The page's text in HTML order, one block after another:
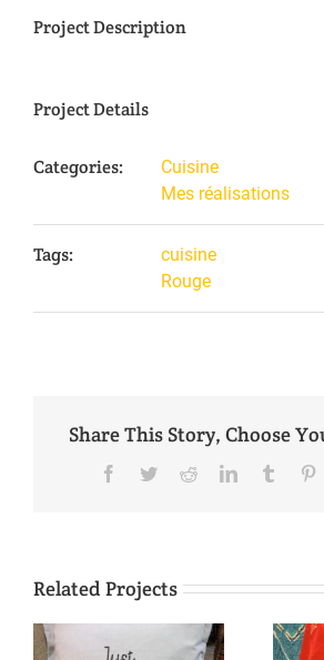
Project Description
Project Details
Categories:
Cuisine
Mes réalisations
Tags:
cuisine
Rouge
Share This Story, Choose
Facebook
TwitterRedditLinkedInTumblr
Related Projects